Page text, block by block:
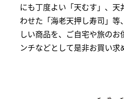
にも丁度よい「天むす」、
わせた「海老天押し寿司」等
しい商品を、ご自宅や旅のお
ンチなどとして是非お買い求